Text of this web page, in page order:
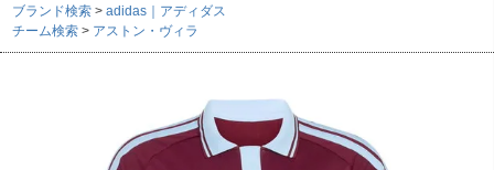
ブランド検索
adidas｜アディダス
チーム検索
アストン・ヴィラ